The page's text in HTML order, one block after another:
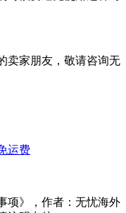
卖家朋友，敬请咨询无
运费
项》，作者：无忧海外